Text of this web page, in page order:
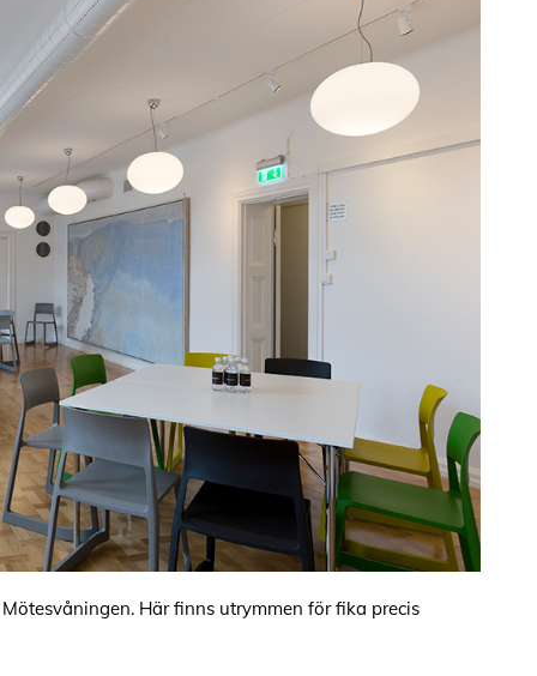
. Här finns utrymmen för fika precis